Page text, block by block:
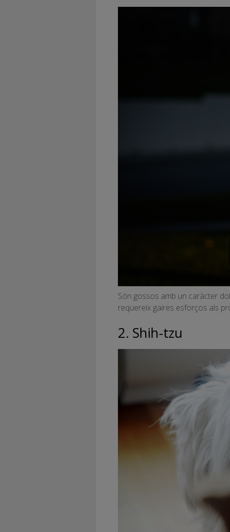
Són gossos amb un caràcter
requereix gaires esforços als
2. Shih-tzu